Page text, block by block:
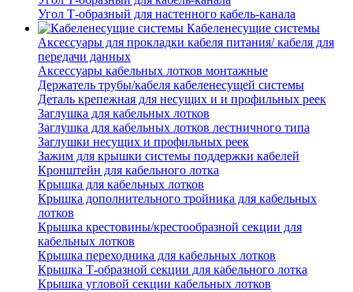
Угол Т-образный для настенного кабель-канала
Кабеленесущие системы
Аксессуары для прокладки кабеля питания/ кабеля для
передачи данных
Аксессуары кабельных лотков монтажные
Держатель трубы/кабеля кабеленесущей системы
Деталь крепежная для несущих и и профильных реек
Заглушка для кабельных лотков
Заглушка для кабельных лотков лестничного типа
Заглушки несущих и профильных реек
Зажим для крышки системы поддержки кабелей
Кронштейн для кабельного лотка
Крышка для кабельных лотков
Крышка дополнительного тройника для кабельных
лотков
Крышка крестовины/крестообразной секции для
кабельных лотков
Крышка переходника для кабельных лотков
Крышка Т-образной секции для кабельного лотка
Крышка угловой секции кабельных лотков